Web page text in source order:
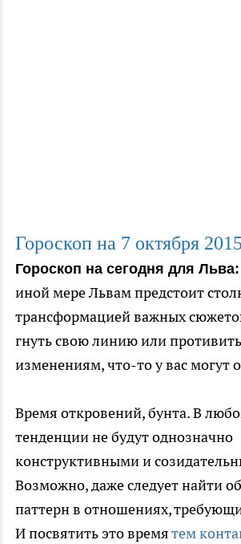
Гороскоп на 7 октября 2015
Гороскоп на сегодня для Льва:
иной мере Львам предстоит
трансформацией важных
гнуть свою линию или
изменениям, что-то у вас могут
Время откровений, бунта. В
тенденции не будут однозначно
конструктивными и
Возможно, даже следует найти
паттерн в отношениях,
И посвятить это времятем